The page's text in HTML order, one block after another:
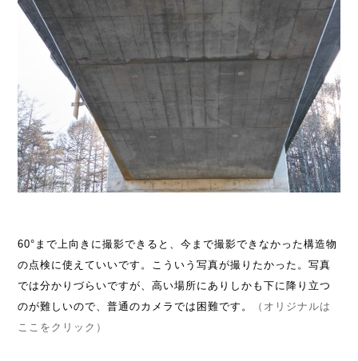
60°まで上向きに撮影できると、今まで撮影できなかった構造物
の点検に使えていいです。こういう写真が撮りたかった。写真
では分かりづらいですが、高い場所にありしかも下に降り立つ
のが難しいので、普通のカメラでは困難です。
（オリジナルは
ここをクリック）